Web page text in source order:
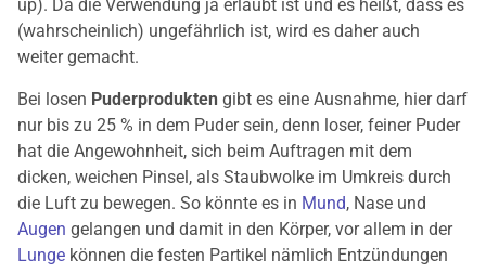
up). Da die Verwendung ja erlaubt ist und es heißt, dass es
(wahrscheinlich) ungefährlich ist, wird es daher auch
weiter gemacht.
Bei losen Puderprodukten gibt es eine Ausnahme, hier darf
nur bis zu 25 % in dem Puder sein, denn loser, feiner Puder
hat die Angewohnheit, sich beim Auftragen mit dem
dicken, weichen Pinsel, als Staubwolke im Umkreis durch
die Luft zu bewegen. So könnte es in Mund, Nase und
Augen gelangen und damit in den Körper, vor allem in der
Lunge können die festen Partikel nämlich Entzündungen